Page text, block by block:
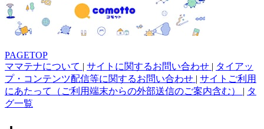
PAGETOP
ママテナについて | サイトに関するお問い合わせ | タイアッ
プ・コンテンツ配信等に関するお問い合わせ | サイトご利用
にあたって（ご利用端末からの外部送信のご案内含む） | タ
グ一覧